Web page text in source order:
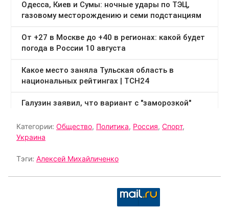
Категории: Общество, Политика, Россия, Спорт,
Украина
Тэги: Алексей Михайличенко